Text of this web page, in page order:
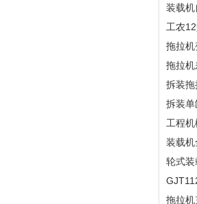
装载
工农
拖拉
拖拉
拆装
拆装
工程
装载机
轮式
拖拉机